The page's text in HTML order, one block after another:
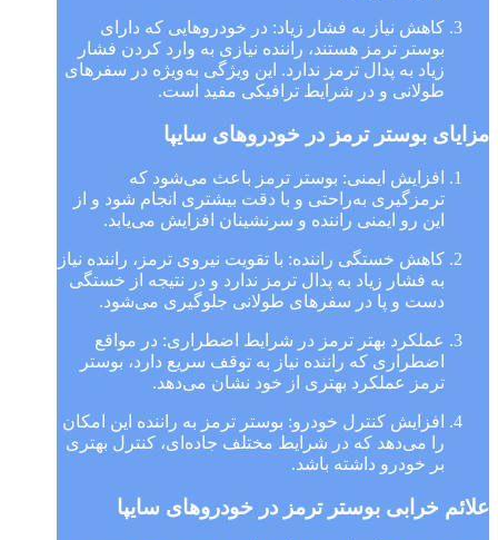
کاهش نیاز به فشار زیاد: در خودروهایی که دارای
بوستر ترمز هستند، راننده نیازی به وارد کردن فشار
زیاد به پدال ترمز ندارد. این ویژگی به‌ویژه در سفرهای
طولانی و در شرایط ترافیکی مفید است.
مزایای بوستر ترمز در خودروهای سایپا
افزایش ایمنی: بوستر ترمز باعث می‌شود که
ترمزگیری به‌راحتی و با دقت بیشتری انجام شود و از
این رو ایمنی راننده و سرنشینان افزایش می‌یابد.
کاهش خستگی راننده: با تقویت نیروی ترمز، راننده نیاز
به فشار زیاد به پدال ترمز ندارد و در نتیجه از خستگی
دست و پا در سفرهای طولانی جلوگیری می‌شود.
عملکرد بهتر ترمز در شرایط اضطراری: در مواقع
اضطراری که راننده نیاز به توقف سریع دارد، بوستر
ترمز عملکرد بهتری از خود نشان می‌دهد.
افزایش کنترل خودرو: بوستر ترمز به راننده این امکان
را می‌دهد که در شرایط مختلف جاده‌ای، کنترل بهتری
بر خودرو داشته باشد.
علائم خرابی بوستر ترمز در خودروهای سایپا